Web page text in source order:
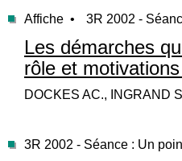
Affiche • 3R 2002 -
Les démarches
rôle et
DOCKES AC., INGRAND
3R 2002 - Séance : Un